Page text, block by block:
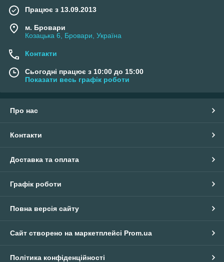
Працює з 13.09.2013
м. Бровари
Козацька 6, Бровари, Україна
Контакти
Сьогодні працює з 10:00 до 15:00
Показати весь графік роботи
Про нас
Контакти
Доставка та оплата
Графік роботи
Повна версія сайту
Сайт створено на маркетплейсі Prom.ua
Політика конфіденційності